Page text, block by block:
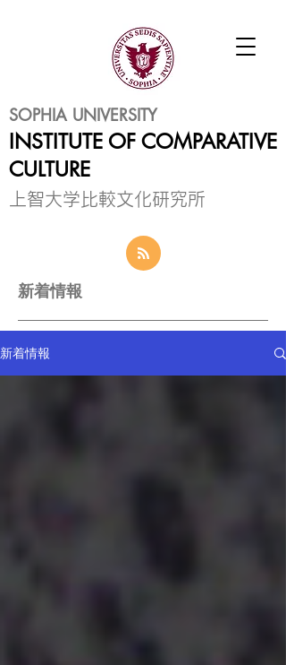
SOPHIA UNIVERSITY
INSTITUTE OF COMPARATIVE
CULTURE
​上智大学比較文化研究所
新着情報
新着情報